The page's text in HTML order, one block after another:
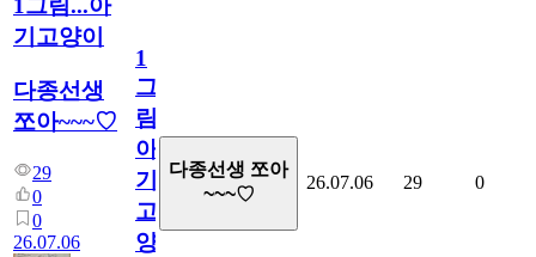
1그림...아
기고양이
다종선생
쪼아~~~♡
29
0
0
26.07.06
1
그
림...
아
기
고
양
다종선생 쪼아
~~~♡
26.07.06 29 0